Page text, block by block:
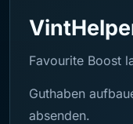
Favourite Boost
Guthaben
absenden.